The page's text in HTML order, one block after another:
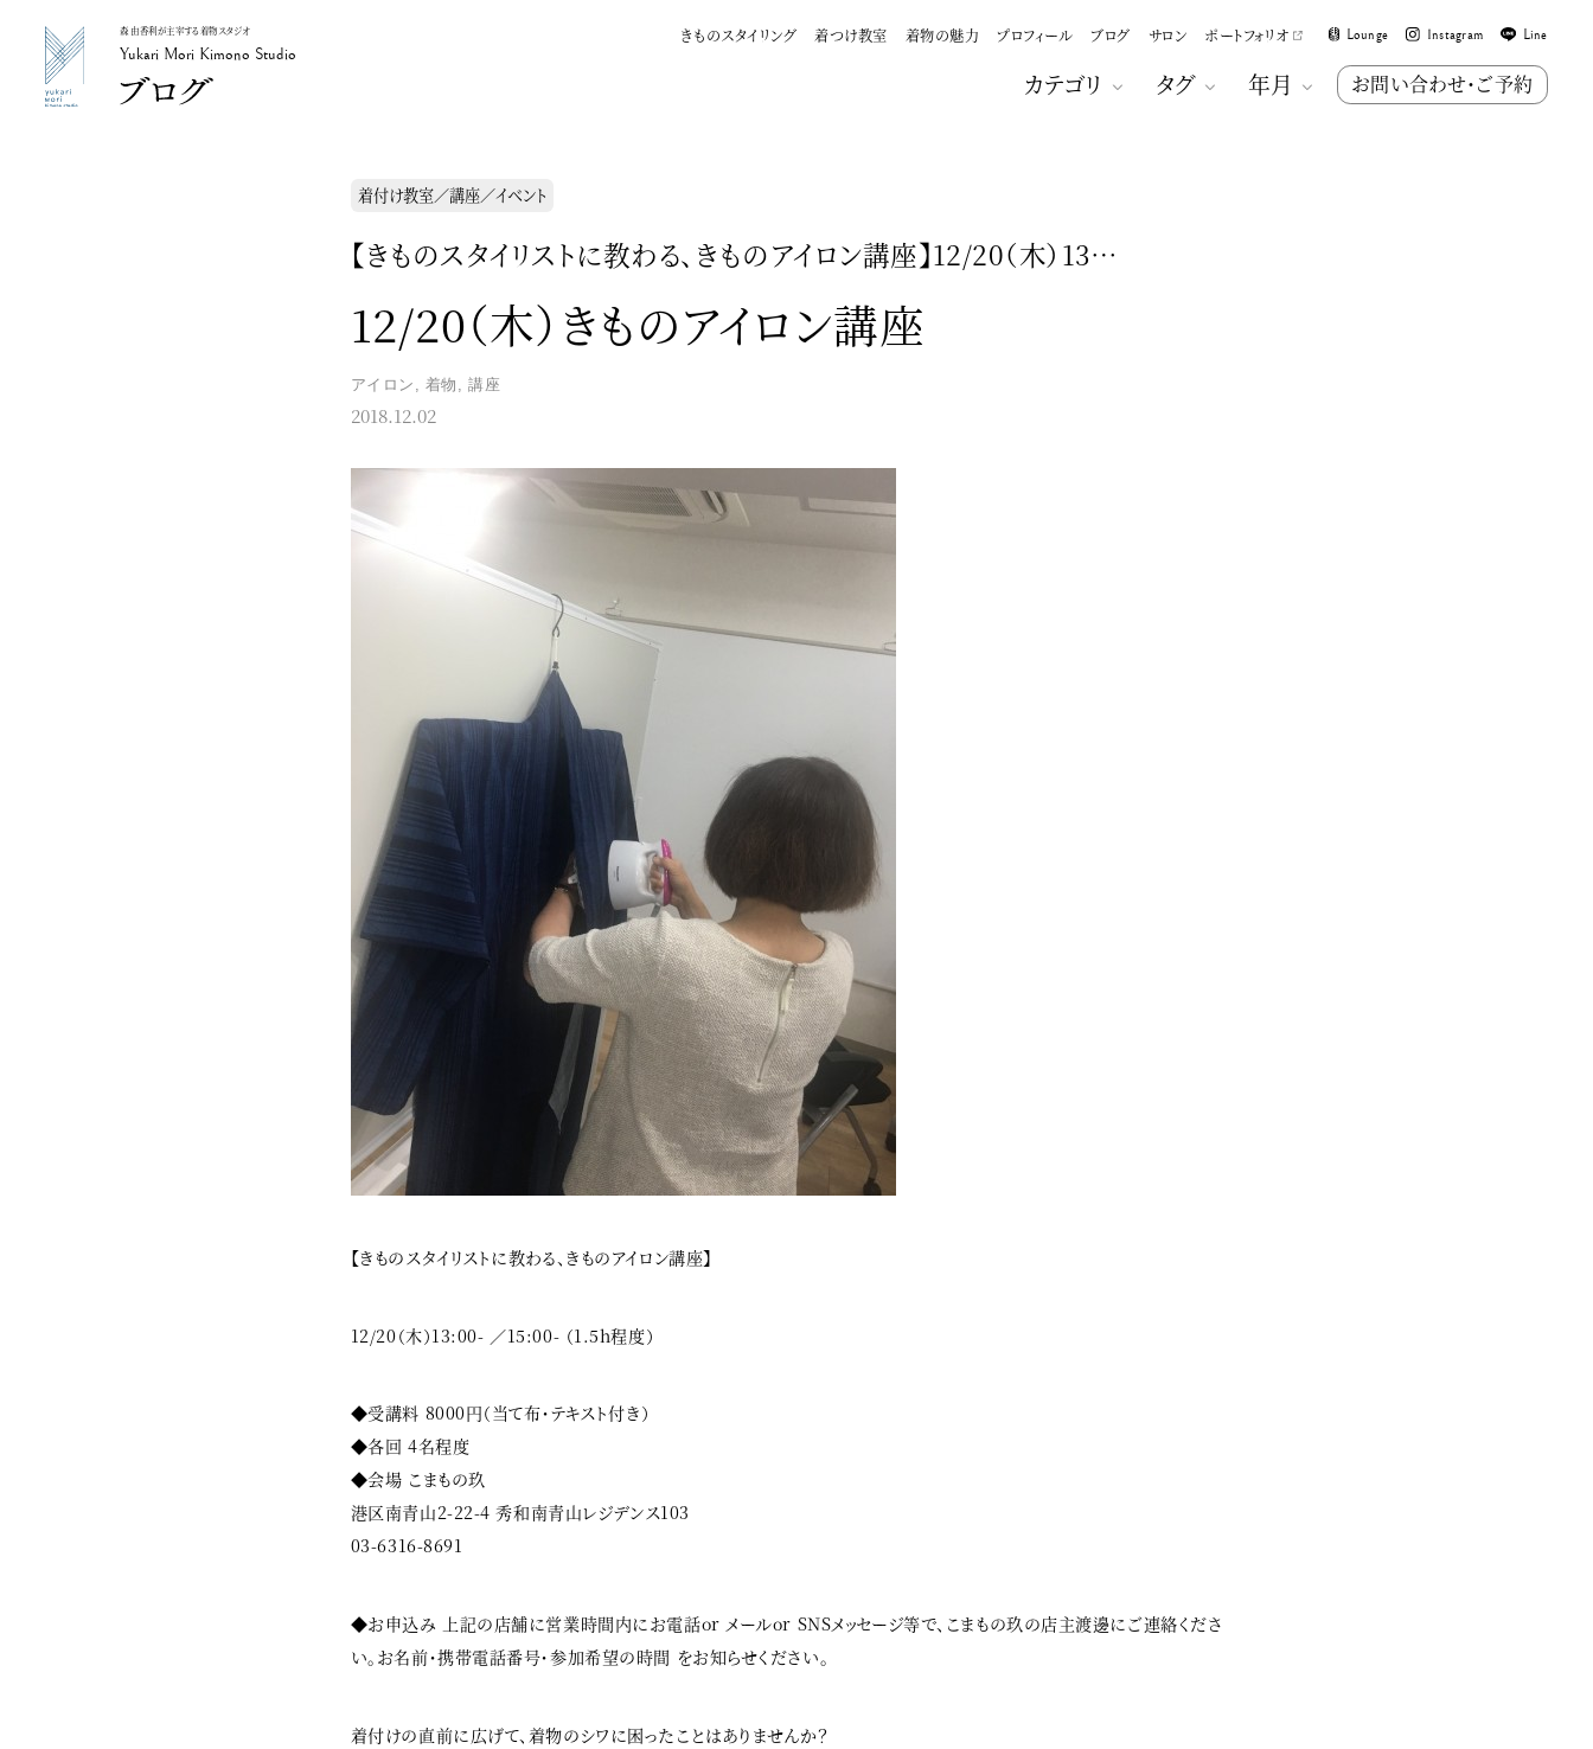
Yukari Mori Kimono Studio
森 由香利が主宰する着物スタジオ
Yukari Mori Kimono Studio
きものスタイリング 着つけ教室 着物の魅力 プロフィール ブログ サロン ポートフォリオ Lounge Instagram Line
カテゴリ タグ 年月 お問い合わせ・ご予約
着付け教室／講座／イベント
【きものスタイリストに教わる、きものアイロン講座】12/20（木）13…
12/20（木）きものアイロン講座
アイロン , 着物 , 講座
2018.12.02
【きものスタイリストに教わる、きものアイロン講座】
12/20（木）13:00- ／15:00- （1.5h程度）
◆受講料 8000円（当て布・テキスト付き）
◆各回 4名程度
◆会場 こまもの玖
港区南青山2-22-4 秀和南青山レジデンス103
03-6316-8691
◆お申込み 上記の店舗に営業時間内にお電話or メールor SNSメッセージ等で、こまもの玖の店主渡邊にご連絡くださ
い。お名前・携帯電話番号・参加希望の時間 をお知らせください。
着付けの直前に広げて、着物のシワに困ったことはありませんか？